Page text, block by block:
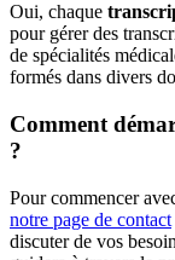
Oui, chaque
pour gérer des
de spécialités
formés dans divers
Comment
?
Pour commencer
notre page de contact
discuter de vos